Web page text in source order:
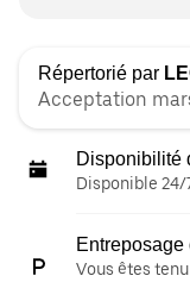
Répertorié par
Acceptation
Disponibilité
Disponible 24/
Vous êtes